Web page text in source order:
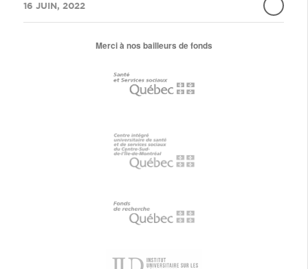
16 JUIN, 2022
Merci à nos bailleurs de fonds